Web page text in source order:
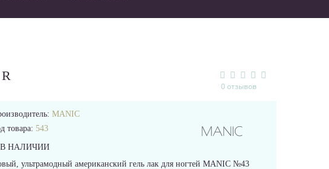
0 отзывов
MANIC
товара: 543
В НАЛИЧИИ
ультрамодный американский гель лак для ногтей MANIC №43